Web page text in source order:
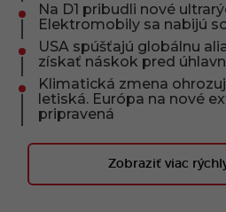
Na D1 pribudli nové
Elektromobily sa nabijú
USA spúšťajú globálnu
získať náskok pred
Klimatická zmena
letiská. Európa na nové
pripravená
Zobraziť viac